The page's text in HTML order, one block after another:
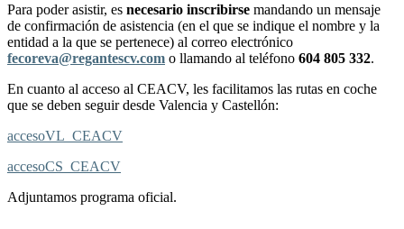
Para poder asistir, es necesario inscribirse mandando un mensaje
de confirmación de asistencia (en el que se indique el nombre y la
entidad a la que se pertenece) al correo electrónico
fecoreva@regantescv.com o llamando al teléfono 604 805 332.
En cuanto al acceso al CEACV, les facilitamos las rutas en coche
que se deben seguir desde Valencia y Castellón:
accesoVL_CEACV
accesoCS_CEACV
Adjuntamos programa oficial.